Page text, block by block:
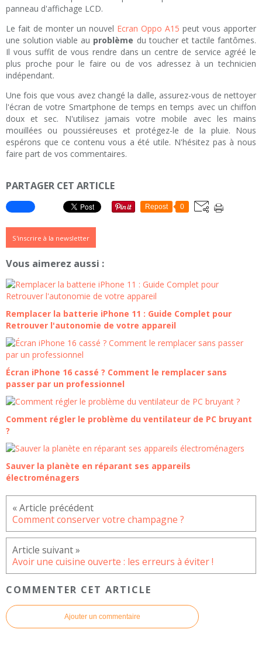
panneau d'affichage LCD.
Le fait de monter un nouvel Ecran Oppo A15 peut vous apporter
une solution viable au problème du toucher et tactile fantômes.
Il vous suffit de vous rendre dans un centre de service agréé le
plus proche pour le faire ou de vos adressez à un technicien
indépendant.
Une fois que vous avez changé la dalle, assurez-vous de nettoyer
l'écran de votre Smartphone de temps en temps avec un chiffon
doux et sec. N'utilisez jamais votre mobile avec les mains
mouillées ou poussiéreuses et protégez-le de la pluie. Nous
espérons que ce contenu vous a été utile. N'hésitez pas à nous
faire part de vos commentaires.
PARTAGER CET ARTICLE
Repost 0
S'inscrire à la newsletter
Vous aimerez aussi :
Remplacer la batterie iPhone 11 : Guide Complet pour
Retrouver l'autonomie de votre appareil
Écran iPhone 16 cassé ? Comment le remplacer sans
passer par un professionnel
Comment régler le problème du ventilateur de PC bruyant
?
Sauver la planète en réparant ses appareils
électroménagers
Comment conserver votre champagne ?
Avoir une cuisine ouverte : les erreurs à éviter !
COMMENTER CET ARTICLE
Ajouter un commentaire